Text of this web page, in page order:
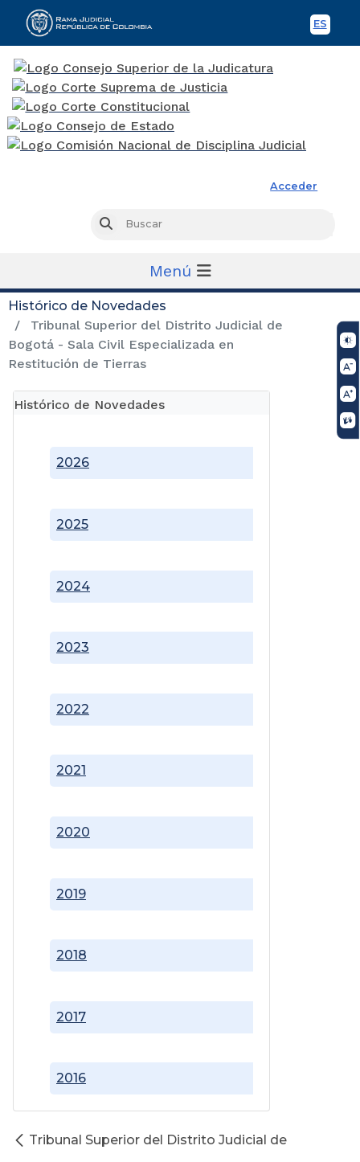
ES
Acceder
Buscar
Menú
Histórico de Novedades
Tribunal Superior del Distrito Judicial de
Bogotá - Sala Civil Especializada en
Restitución de Tierras
Histórico de Novedades
2016
2017
2018
2019
2020
2021
2022
2023
2024
2025
2026
Tribunal Superior del Distrito Judicial de